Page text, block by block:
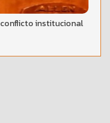
conflicto institucional